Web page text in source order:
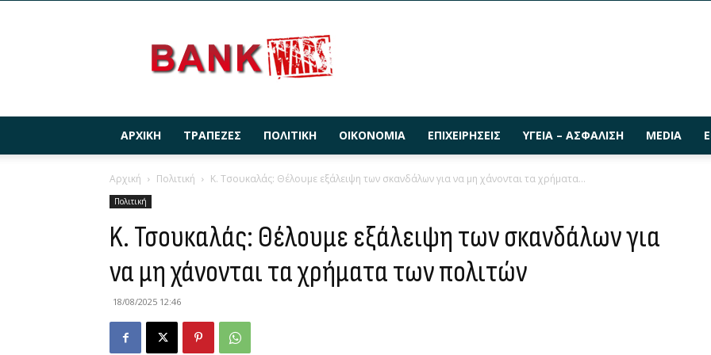
ΑΡΧΙΚΉ ΤΡΆΠΕΖΕΣ ΠΟΛΙΤΙΚΉ ΟΙΚΟΝΟΜΊΑ ΕΠΙΧΕΙΡΉΣΕΙΣ ΥΓΕΊΑ – ΑΣΦΆΛΙΣΗ MEDIA
Αρχική Πολιτική K. Τσουκαλάς: Θέλουμε εξάλειψη των σκανδάλων για να μη χάνονται τα χρήματα...
Πολιτική
K. Τσουκαλάς: Θέλουμε εξάλειψη των σκανδάλων για
να μη χάνονται τα χρήματα των πολιτών
18/08/2025 12:46